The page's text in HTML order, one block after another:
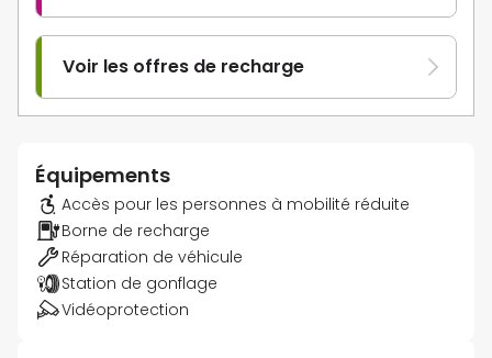
Voir les offres de recharge
Équipements
Accès pour les personnes à mobilité réduite
Borne de recharge
Réparation de véhicule
Station de gonflage
Vidéoprotection